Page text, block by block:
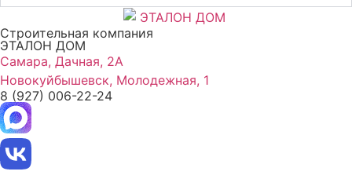
Строительная компания
ЭТАЛОН ДОМ
Самара, Дачная, 2А
Новокуйбышевск, Молодежная, 1
8 (927) 006-22-24